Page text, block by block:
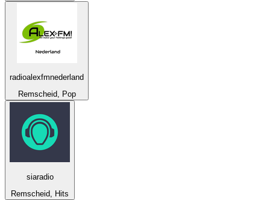
radioalexfmnederland
Remscheid, Pop
siaradio
Remscheid, Hits